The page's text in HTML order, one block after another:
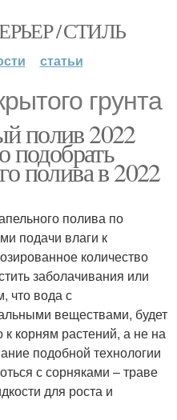
/ СТИЛЬ
статьи
грунта
полив 2022
подобрать
полива в 2022
полива по
подачи влаги к
количество
заболачивания или
что вода с
веществами, будет
корням растений, а не на
подобной технологии
с сорняками – траве
для роста и